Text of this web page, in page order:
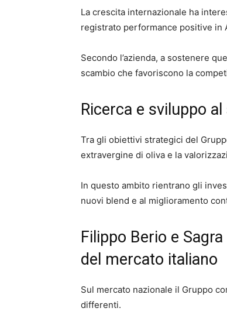
La crescita internazionale ha
registrato performance positive in
Secondo l’azienda, a sostenere
scambio che favoriscono la
Ricerca e sviluppo
Tra gli obiettivi strategici del
extravergine di oliva e la
In questo ambito rientrano gli
nuovi blend e al miglioramento
Filippo Berio e
del mercato italiano
Sul mercato nazionale il Gruppo
differenti.